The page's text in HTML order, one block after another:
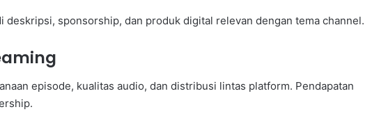
deskripsi, sponsorship, dan produk digital relevan dengan tema channel.
episode, kualitas audio, dan distribusi lintas platform. Pendapatan